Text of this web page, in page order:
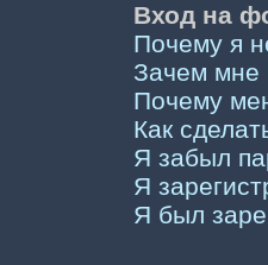
Вход на
Почему я
Зачем мне
Почему
Как
Я забыл
Я
Я был